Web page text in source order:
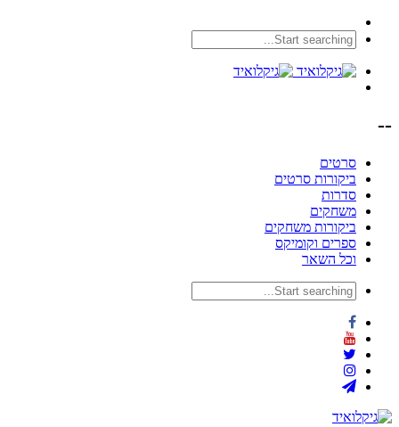
--
סרטים
ביקורות סרטים
סדרות
משחקים
ביקורות משחקים
ספרים וקומיקס
וכל השאר